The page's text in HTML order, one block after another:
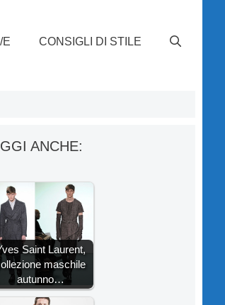
E CONSIGLI DI STILE
ANCHE:
Saint Laurent,
maschile
autunno…